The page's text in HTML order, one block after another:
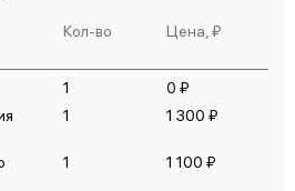
Кол-во Цена, ₽
1
0 ₽
1 1 300 ₽
1 1 100 ₽